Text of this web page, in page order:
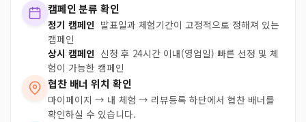
캠페인 분류 확인
정기 캠페인 발표일과 체험기간이 고정적으로 정해져 있는
캠페인
상시 캠페인 신청 후 24시간 이내(영업일) 빠른 선정 및 체
험이 가능한 캠페인
협찬 배너 위치 확인
마이페이지 → 내 체험 → 리뷰등록 하단에서 협찬 배너를
확인하실 수 있습니다.